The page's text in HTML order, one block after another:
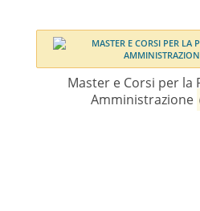
Master e Corsi per la
Amministrazione